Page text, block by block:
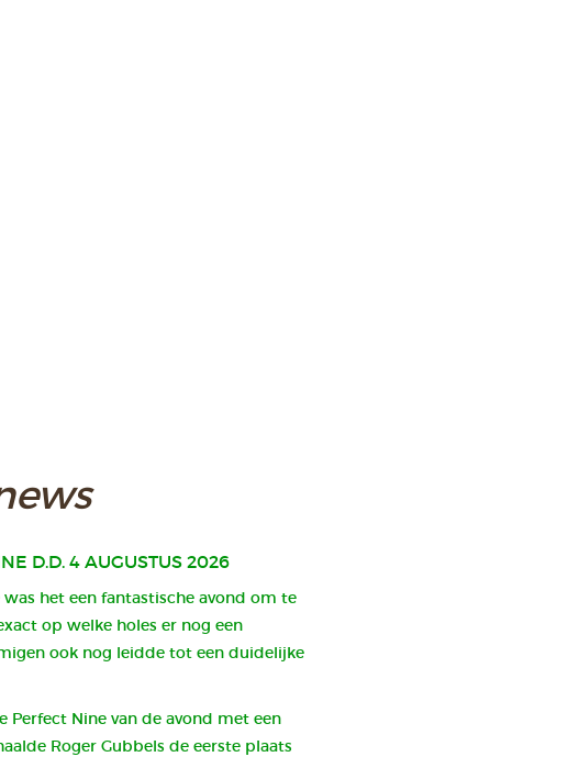
D.D. 4 AUGUSTUS 2026
het een fantastische avond om te
op welke holes er nog een
ook nog leidde tot een duidelijke
Perfect Nine van de avond met een
Roger Gubbels de eerste plaats